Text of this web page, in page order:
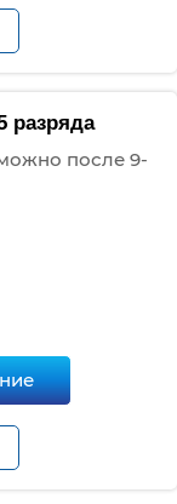
разряда
после 9-